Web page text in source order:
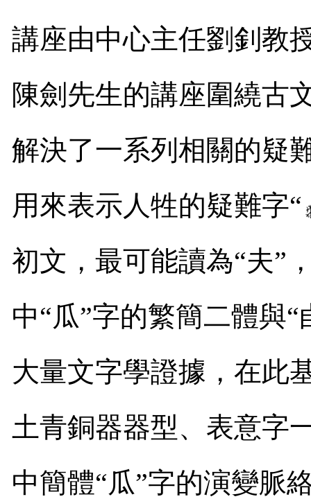
講座由中心主任劉釗教
陳劍先生的講座圍繞古
解決了一系列相關的疑
用來表示人牲的疑難字“
初文，最可能讀為“夫”
中“瓜”字的繁簡二體與“
大量文字學證據，在此
土青銅器器型、表意字
中簡體“瓜”字的演變脈